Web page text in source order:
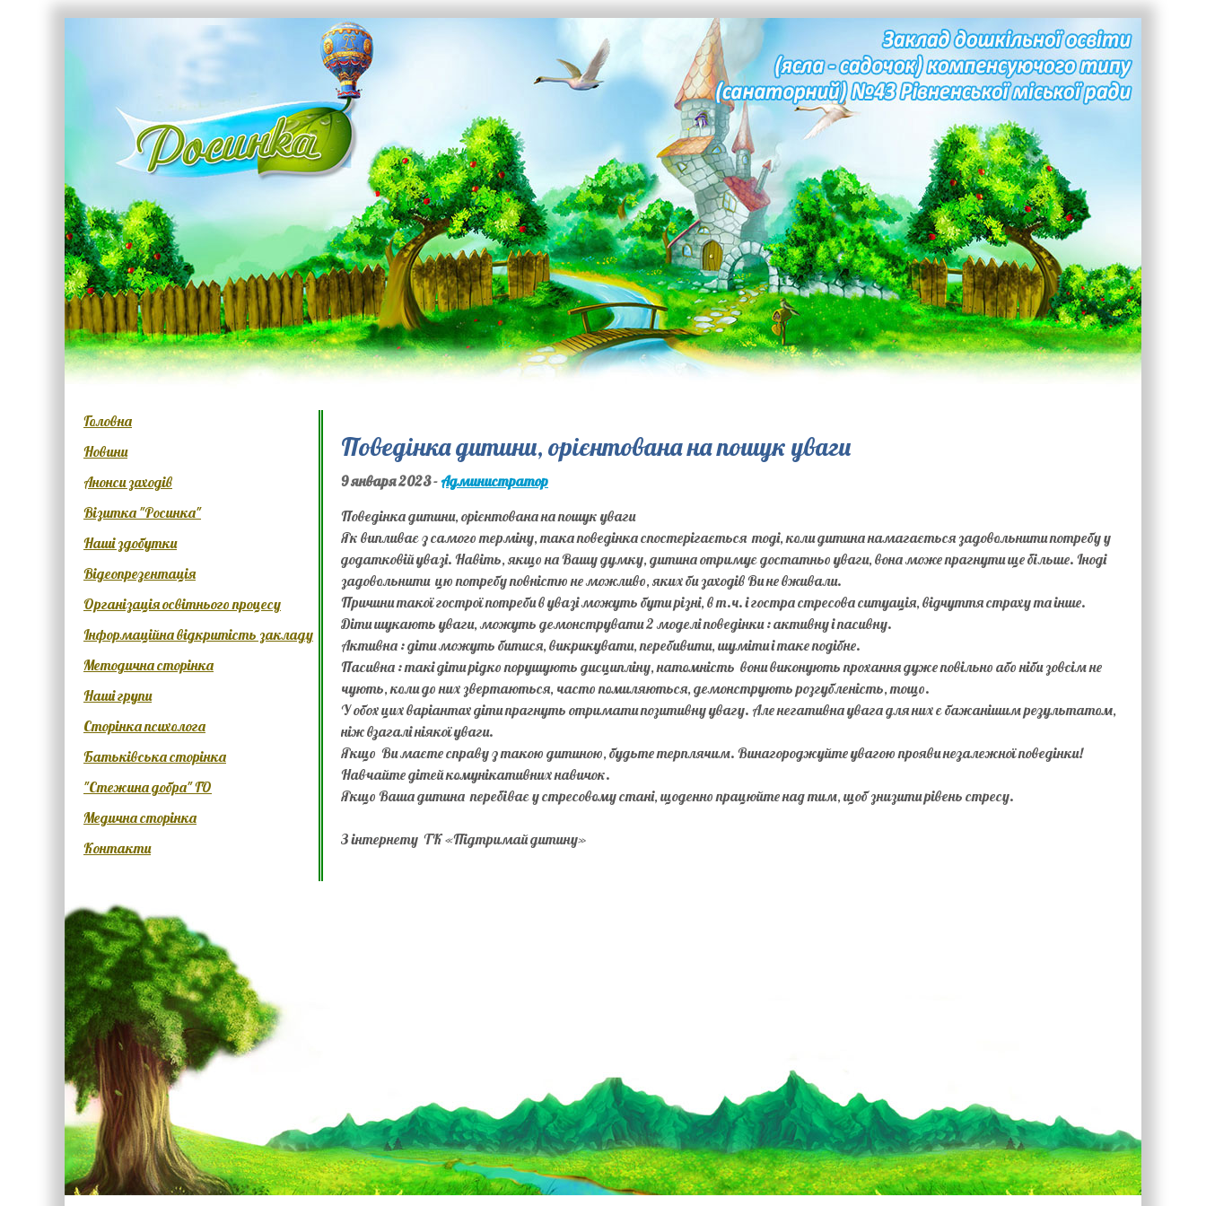
Головна
Новини
Анонси заходів
Візитка "Росинка"
Наші здобутки
Відеопрезентація
Організація освітнього процесу
Інформаційна відкритість закладу
Методична сторінка
Наші групи
Сторінка психолога
Батьківська сторінка
"Стежина добра" ГО
Медична сторінка
Контакти
Поведінка дитини, орієнтована на пошук уваги
9 января 2023 -Администратор
Поведінка дитини, орієнтована на пошук уваги
Як випливає з самого терміну, така поведінка спостерігається тоді, коли дитина намагається задовольнити потребу у
додатковій увазі. Навіть, якщо на Вашу думку, дитина отримує достатньо уваги, вона може прагнути ще більше. Іноді
задовольнити цю потребу повністю не можливо, яких би заходів Ви не вживали.
Причини такої гострої потреби в увазі можуть бути різні, в т.ч. і гостра стресова ситуація, відчуття страху та інше.
Діти шукають уваги, можуть демонструвати 2 моделі поведінки : активну і пасивну.
Активна : діти можуть битися, викрикувати, перебивити, шуміти і таке подібне.
Пасивна : такі діти рідко порушують дисципліну, натомність вони виконують прохання дуже повільно або ніби зовсім не
чують, коли до них звертаються, часто помиляються, демонструють розгубленість, тощо.
У обох цих варіантах діти прагнуть отримати позитивну увагу. Але негативна увага для них є бажанішим результатом,
ніж взагалі ніякої уваги.
Якщо Ви маєте справу з такою дитиною, будьте терплячим. Винагороджуйте увагою прояви незалежної поведінки!
Навчайте дітей комунікативних навичок.
Якщо Ваша дитина перебіває у стресовому стані, щоденно працюйте над тим, щоб знизити рівень стресу.
З інтернету ТК «Підтримай дитину»